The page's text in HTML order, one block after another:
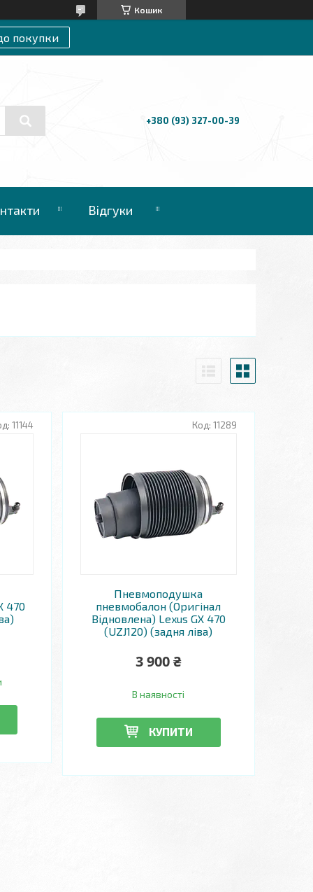
Кошик
покупки
+380 (93) 327-00-39
Відгуки
11144
470
11289
Пневмоподушка
пневмобалон (Оригінал
Відновлена) Lexus GX 470
(UZJ120) (задня ліва)
3 900 ₴
В наявності
КУПИТИ